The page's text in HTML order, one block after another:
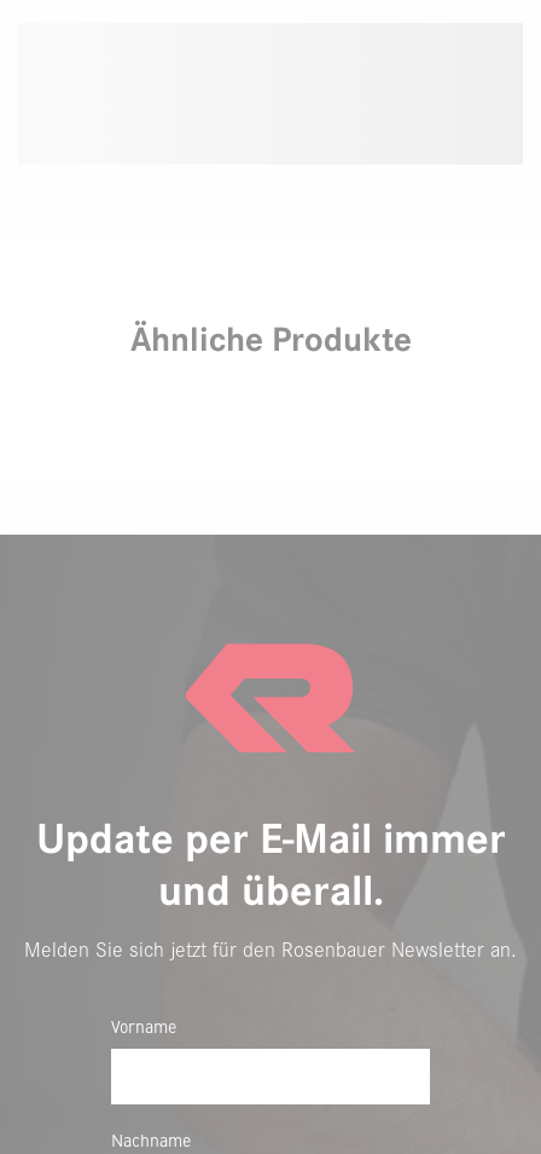
Ähnliche Produkte
Update per E-Mail immer
und überall.
Melden Sie sich jetzt für den Rosenbauer Newsletter an.
Vorname
Nachname